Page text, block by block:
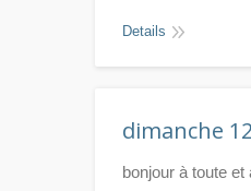
Details
dimanche
bonjour à toute